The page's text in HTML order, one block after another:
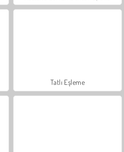
Tatlı Eşleme